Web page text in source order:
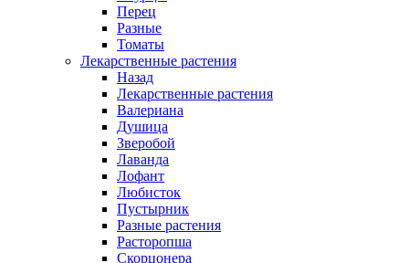
Перец
Разные
Томаты
Лекарственные растения
Назад
Лекарственные растения
Валериана
Душица
Зверобой
Лаванда
Лофант
Любисток
Пустырник
Разные растения
Расторопша
Скорцонера